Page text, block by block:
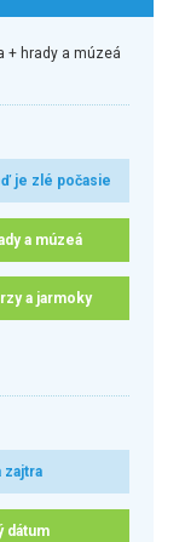
+ hrady a múzeá
je zlé počasie
a múzeá
a jarmoky
zajtra
dátum